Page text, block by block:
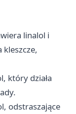
linalol i
kleszcze,
który działa
odstraszające